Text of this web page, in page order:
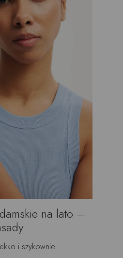
na lato –
i szykownie: